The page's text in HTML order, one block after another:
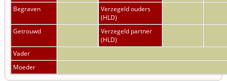
Begraven
Verzegeld ouders
(HLD)
Getrouwd
Verzegeld partner
(HLD)
Vader
Moeder